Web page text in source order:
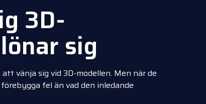
3D-
sig
vänja sig vid 3D-modellen. Men när de
fel än vad den inledande